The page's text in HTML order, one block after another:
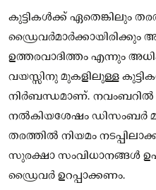
കുട്ടികള്‍ക്ക് ഏതെങ്കിലും
ഡ്രൈവര്‍മാര്‍ക്കായിരിക്കും
ഉത്തരവാദിത്തം എന്നും
വയസ്സിനു മുകളിലുള്ള
നിര്‍ബന്ധമാണ്. നവംബറില്‍
നല്‍കിയശേഷം ഡിസംബര്‍
തരത്തില്‍ നിയമം
സുരക്ഷാ സംവിധാനങ്ങള്‍
ഡ്രൈവര്‍ ഉറപ്പാക്കണം.